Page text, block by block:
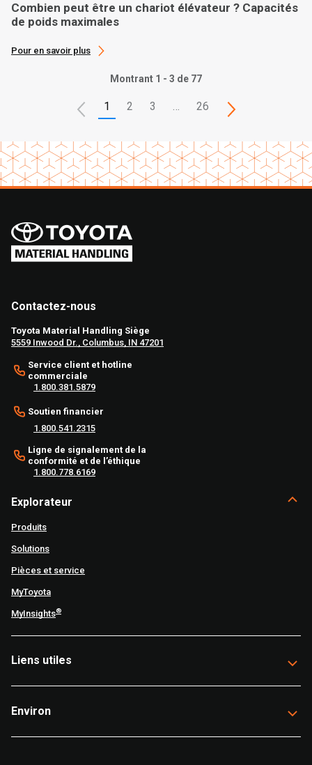
Combien peut être un chariot élévateur ? Capacités
de poids maximales
Pour en savoir plus
Montrant 1 - 3 de 77
1 2 3 26
Contactez-nous
Toyota Material Handling Siège
5559 Inwood Dr., Columbus, IN 47201
Service client et hotline
commerciale
1.800.381.5879
Soutien financier
1.800.541.2315
Ligne de signalement de la
conformité et de l’éthique
1.800.778.6169
Explorateur
Produits
Solutions
Pièces et service
MyToyota
MyInsights®
Liens utiles
Environ